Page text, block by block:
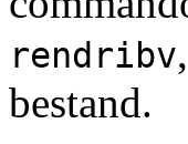
rendribv,
bestand.